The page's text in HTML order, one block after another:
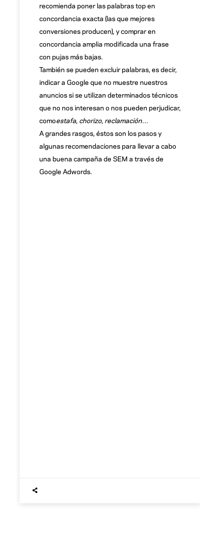
recomienda poner las palabras top en
concordancia exacta (las que mejores
conversiones producen), y comprar en
concordancia amplia modificada una frase
con pujas más bajas.
También se pueden excluir palabras, es decir,
indicar a Google que no muestre nuestros
anuncios si se utilizan determinados técnicos
que no nos interesan o nos pueden perjudicar,
comoestafa, chorizo, reclamación…
A grandes rasgos, éstos son los pasos y
algunas recomendaciones para llevar a cabo
una buena campaña de SEM a través de
Google Adwords.